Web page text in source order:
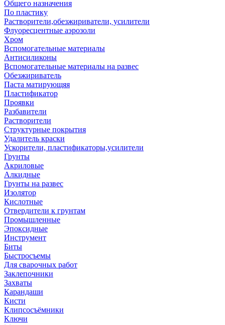
Общего назначения
По пластику
Растворители,обезжириватели, усилители
Флуоресцентные аэрозоли
Хром
Вспомогательные материалы
Антисиликоны
Вспомогательные материалы на развес
Обезжириватель
Паста матирующяя
Пластификатор
Проявки
Разбавители
Растворители
Структурные покрытия
Удалитель краски
Ускорители, пластификаторы,усилители
Грунты
Акриловые
Алкидные
Грунты на развес
Изолятор
Кислотные
Отвердители к грунтам
Промышленные
Эпоксидные
Инструмент
Биты
Быстросъемы
Для сварочных работ
Заклепочники
Захваты
Карандаши
Кисти
Клипсосъёмники
Ключи